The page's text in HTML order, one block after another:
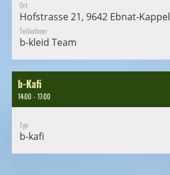
Ort
Hofstrasse 21, 9642 Ebnat-Kappel
Teilnehmer
b-kleid Team
b-Kafi
14:00 - 17:00
Typ
b-kafi